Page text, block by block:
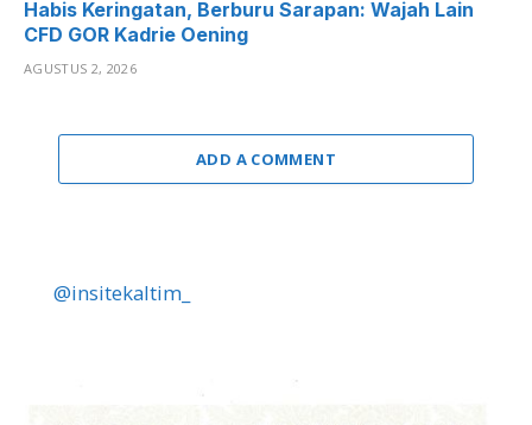
Habis Keringatan, Berburu Sarapan: Wajah Lain
CFD GOR Kadrie Oening
AGUSTUS 2, 2026
ADD A COMMENT
@insitekaltim_